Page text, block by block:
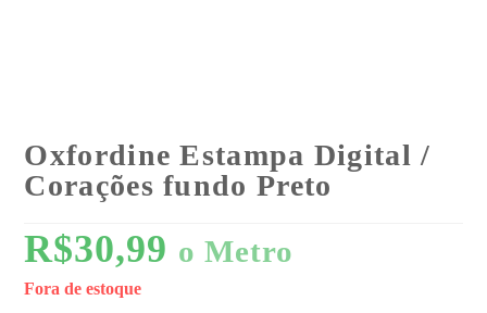
Oxfordine Estampa Digital /
Corações fundo Preto
R$30,99 o Metro
Fora de estoque